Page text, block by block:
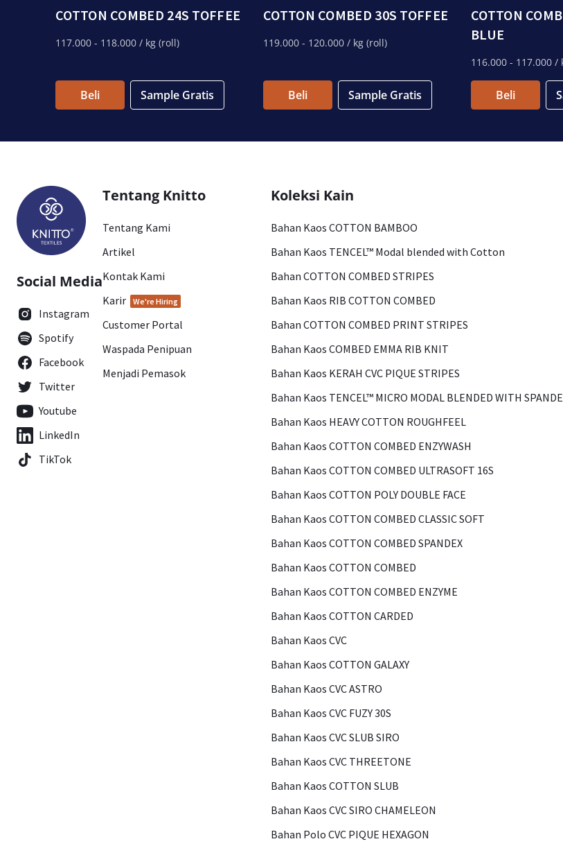
COTTON COMBED 24S TOFFEE
117.000 - 118.000 / kg (roll)
Beli Sample Gratis
COTTON COMBED 30S TOFFEE
119.000 - 120.000 / kg (roll)
Beli Sample Gratis
COTTON
BLUE
116.000 - 117.000 /
Beli
Social Media
Instagram
Spotify
Facebook
Twitter
Youtube
LinkedIn
TikTok
Tentang Knitto
Tentang Kami
Artikel
Kontak Kami
Karir
We're Hiring
Customer Portal
Waspada Penipuan
Menjadi Pemasok
Koleksi Kain
Bahan Kaos COTTON BAMBOO
Bahan Kaos TENCEL™ Modal blended with Cotton
Bahan COTTON COMBED STRIPES
Bahan Kaos RIB COTTON COMBED
Bahan COTTON COMBED PRINT STRIPES
Bahan Kaos COMBED EMMA RIB KNIT
Bahan Kaos KERAH CVC PIQUE STRIPES
Bahan Kaos TENCEL™ MICRO MODAL BLENDED WITH
Bahan Kaos HEAVY COTTON ROUGHFEEL
Bahan Kaos COTTON COMBED ENZYWASH
Bahan Kaos COTTON COMBED ULTRASOFT 16S
Bahan Kaos COTTON POLY DOUBLE FACE
Bahan Kaos COTTON COMBED CLASSIC SOFT
Bahan Kaos COTTON COMBED SPANDEX
Bahan Kaos COTTON COMBED
Bahan Kaos COTTON COMBED ENZYME
Bahan Kaos COTTON CARDED
Bahan Kaos CVC
Bahan Kaos COTTON GALAXY
Bahan Kaos CVC ASTRO
Bahan Kaos CVC FUZY 30S
Bahan Kaos CVC SLUB SIRO
Bahan Kaos CVC THREETONE
Bahan Kaos COTTON SLUB
Bahan Kaos CVC SIRO CHAMELEON
Bahan Polo CVC PIQUE HEXAGON